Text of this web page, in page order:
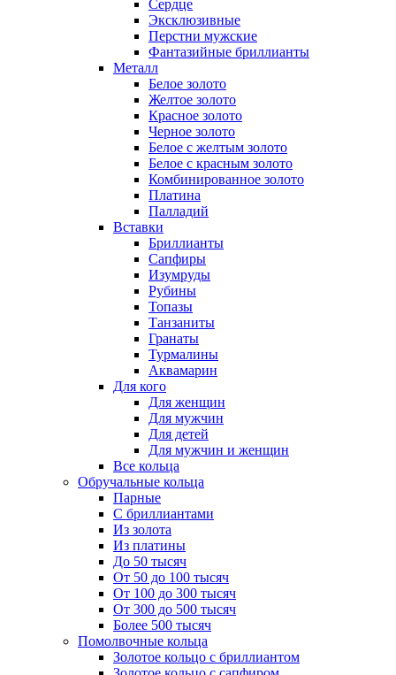
Сердце
Эксклюзивные
Перстни мужские
Фантазийные бриллианты
Металл
Белое золото
Желтое золото
Красное золото
Черное золото
Белое с желтым золото
Белое с красным золото
Комбинированное золото
Платина
Палладий
Вставки
Бриллианты
Сапфиры
Изумруды
Рубины
Топазы
Танзаниты
Гранаты
Турмалины
Аквамарин
Для кого
Для женщин
Для мужчин
Для детей
Для мужчин и женщин
Все кольца
Обручальные кольца
Парные
С бриллиантами
Из золота
Из платины
До 50 тысяч
От 50 до 100 тысяч
От 100 до 300 тысяч
От 300 до 500 тысяч
Более 500 тысяч
Помолвочные кольца
Золотое кольцо с бриллиантом